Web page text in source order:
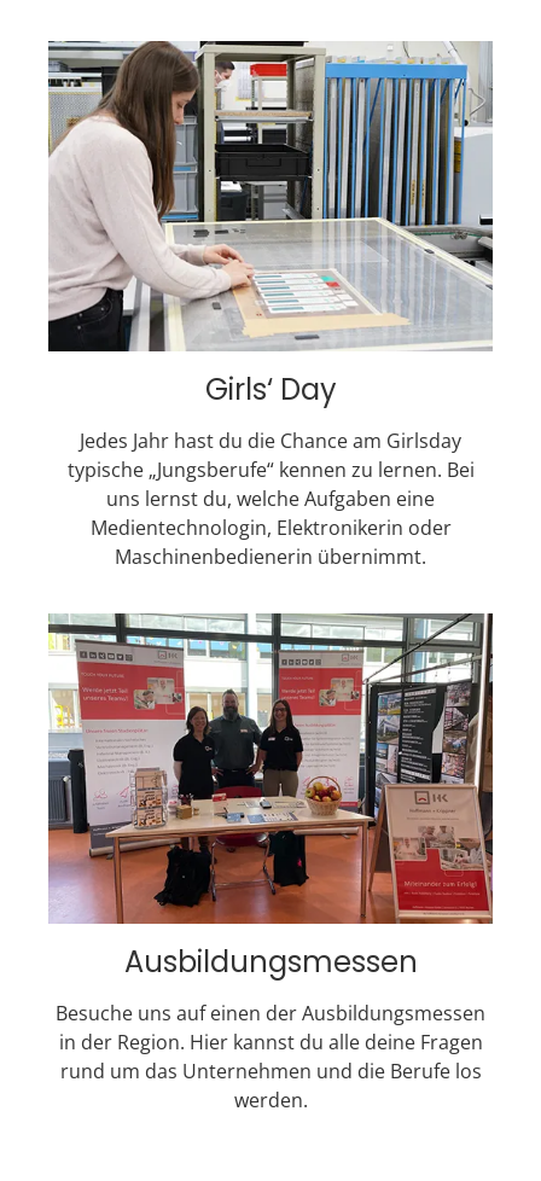
Girls‘ Day
Jedes Jahr hast du die Chance am Girlsday
typische „Jungsberufe“ kennen zu lernen. Bei
uns lernst du, welche Aufgaben eine
Medientechnologin, Elektronikerin oder
Maschinenbedienerin übernimmt.
Ausbildungsmessen​
Besuche uns auf einen der Ausbildungsmessen
in der Region. Hier kannst du alle deine Fragen
rund um das Unternehmen und die Berufe los
werden.